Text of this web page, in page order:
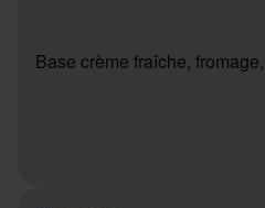
Base crème fraîche,